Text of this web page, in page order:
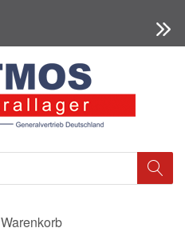
Warenkorb